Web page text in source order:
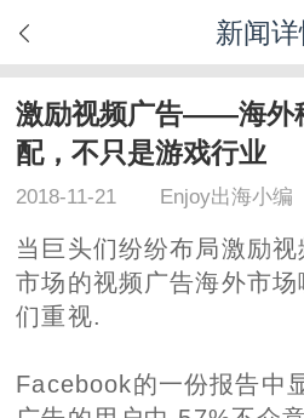
新闻
激励视频广告——海外
配，不只是游戏行业
2018-11-21 Enjoy出海小编
当巨头们纷纷布局激励
市场的视频广告海外市
们重视.
Facebook的一份报告中